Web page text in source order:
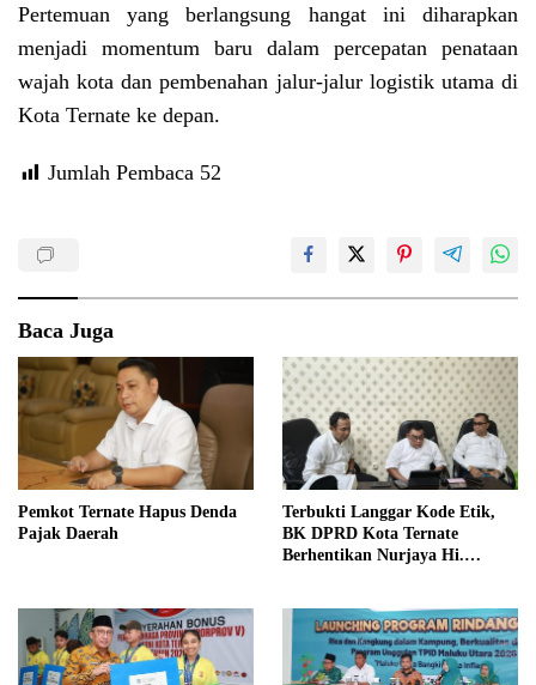
Pertemuan yang berlangsung hangat ini diharapkan
menjadi momentum baru dalam percepatan penataan
wajah kota dan pembenahan jalur-jalur logistik utama di
Kota Ternate ke depan.
Jumlah Pembaca 52
Baca Juga
Pemkot Ternate Hapus Denda
Pajak Daerah
Terbukti Langgar Kode Etik,
BK DPRD Kota Ternate
Berhentikan Nurjaya Hi.